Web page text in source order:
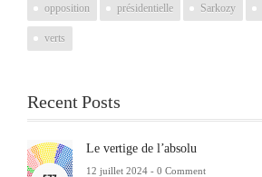
opposition présidentielle Sarkozy
verts
Recent Posts
Le vertige de l’absolu
12 juillet 2024 - 0 Comment